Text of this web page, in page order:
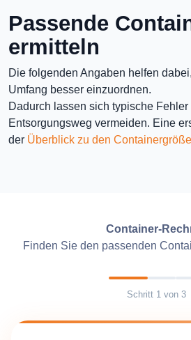
Passende
ermitteln
Die folgenden Angaben helfen
Umfang besser einzuordnen.
Dadurch lassen sich typische
Entsorgungsweg vermeiden. Eine
der Überblick zu den
Container-
Finden Sie den passenden
Schritt 1von 3